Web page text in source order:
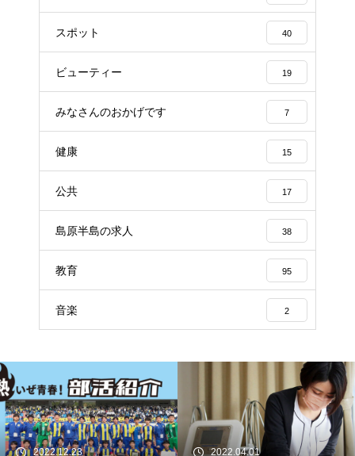
スポット 40
ビューティー 19
みなさんのおかげです 7
健康 15
公共 17
島原半島の求人 38
教育 95
音楽 2
2022.12.23 2022.04.01